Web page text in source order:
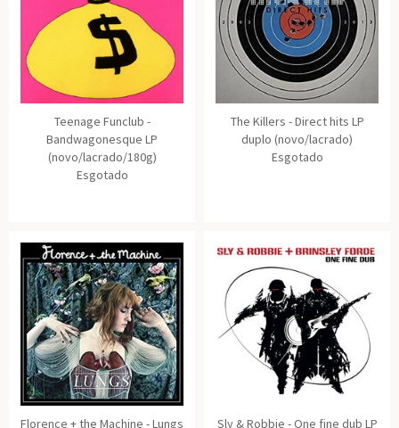
Teenage Funclub -
Bandwagonesque LP
(novo/lacrado/180g)
Esgotado
The Killers - Direct hits LP
duplo (novo/lacrado)
Esgotado
Florence + the Machine - Lungs Sly & Robbie - One fine dub LP